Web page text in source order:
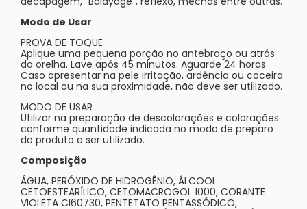
Modo de Usar
PROVA DE TOQUE
Aplique uma pequena porção no antebraço ou atrás
da orelha. Lave após 45 minutos. Aguarde 24 horas.
Caso apresentar na pele irritação, ardência ou coceira
no local ou na sua proximidade, não deve ser utilizado.
MODO DE USAR
Utilizar na preparação de descolorações e colorações
conforme quantidade indicada no modo de preparo
do produto a ser utilizado.
Composição
ÁGUA, PERÓXIDO DE HIDROGÊNIO, ÁLCOOL
CETOESTEARÍLICO, CETOMACROGOL 1000, CORANTE
VIOLETA CI60730, PENTETATO PENTASSÓDICO,